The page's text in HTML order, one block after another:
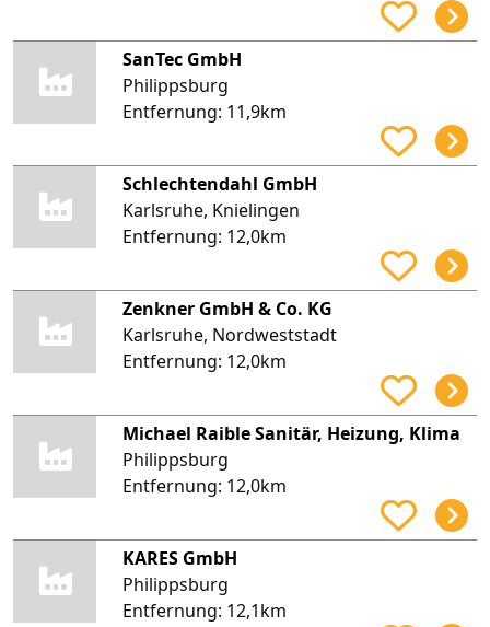
SanTec GmbH
Philippsburg
Entfernung: 11,9km
Schlechtendahl GmbH
Karlsruhe, Knielingen
Entfernung: 12,0km
Zenkner GmbH & Co. KG
Karlsruhe, Nordweststadt
Entfernung: 12,0km
Michael Raible Sanitär, Heizung, Klima
Philippsburg
Entfernung: 12,0km
KARES GmbH
Philippsburg
Entfernung: 12,1km